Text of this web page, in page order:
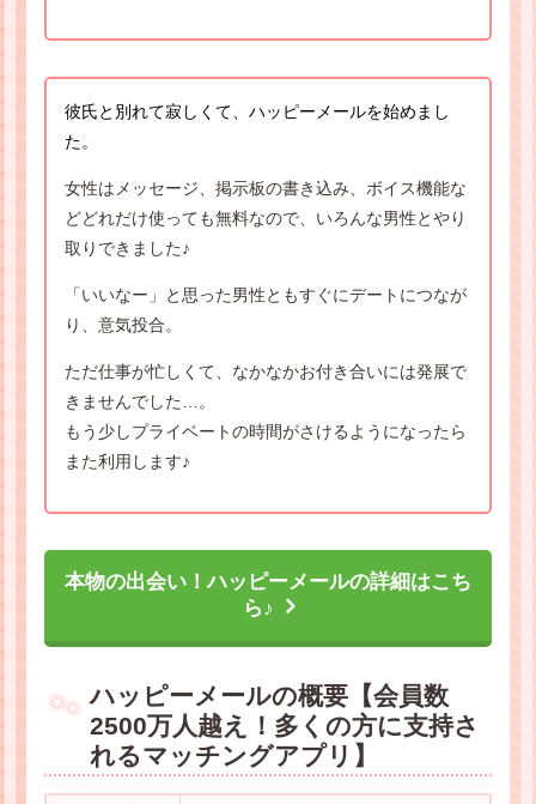
彼氏と別れて寂しくて、ハッピーメールを始めまし
た。
女性はメッセージ、掲示板の書き込み、ボイス機能な
どどれだけ使っても無料なので、いろんな男性とやり
取りできました♪
「いいなー」と思った男性ともすぐにデートにつなが
り、意気投合。
ただ仕事が忙しくて、なかなかお付き合いには発展で
きませんでした…。
もう少しプライベートの時間がさけるようになったら
また利用します♪
本物の出会い！ハッピーメールの詳細はこち
ら♪
ハッピーメールの概要【会員数
2500万人越え！多くの方に支持さ
れるマッチングアプリ】